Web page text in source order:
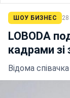
ШОУ БИЗНЕС
LOBODA
кадрами зі
Відома